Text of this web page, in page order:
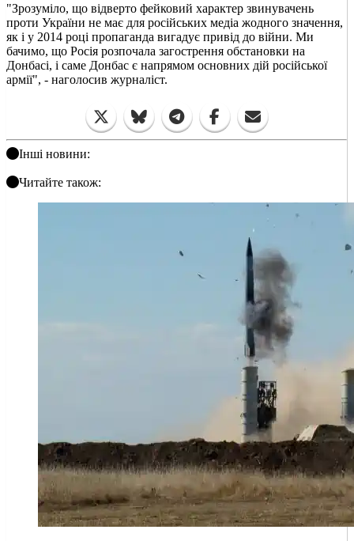
"Зрозуміло, що відверто фейковий характер звинувачень
проти України не має для російських медіа жодного значення,
як і у 2014 році пропаганда вигадує привід до війни. Ми
бачимо, що Росія розпочала загострення обстановки на
Донбасі, і саме Донбас є напрямом основних дій російської
армії", - наголосив журналіст.
Інші новини:
Читайте також: